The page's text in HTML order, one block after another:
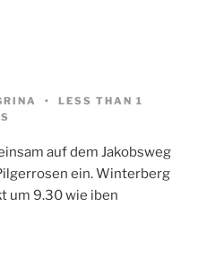
LESS THAN 1
auf dem Jakobsweg
ein. Winterberg
um 9.30 wie iben